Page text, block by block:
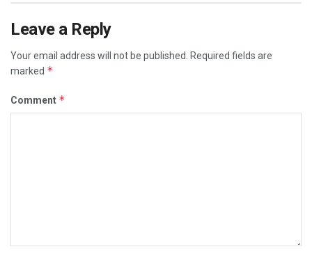
Leave a Reply
Your email address will not be published. Required fields are
marked *
Comment *